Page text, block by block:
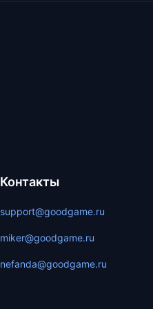
Контакты
support@goodgame.ru
miker@goodgame.ru
nefanda@goodgame.ru